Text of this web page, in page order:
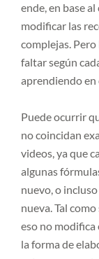
ende, en base
modificar las
complejas.
faltar según
aprendiendo en
Puede ocurrir
no coincidan
videos, ya que
algunas
nuevo, o
nueva. Tal
eso no modifica
la forma de